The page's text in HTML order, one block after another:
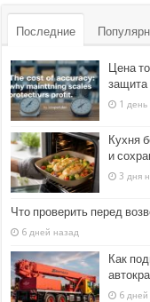
Последние
Цена
защита
1 день
Кухня
и
3 дня
Что проверить перед
6 дней назад
Как
6 дней